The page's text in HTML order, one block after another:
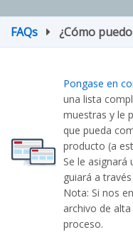
FAQs ¿Cómo
Pongase en
una lista
muestras y le
que pueda
producto (a
Se le asignará
guiará a
Nota: Si nos
archivo de
proceso.